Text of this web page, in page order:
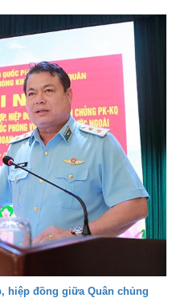
hiệp đồng giữa Quân chủng